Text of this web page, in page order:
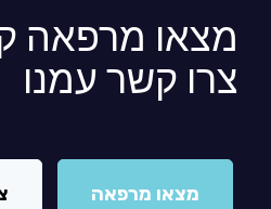
מצאו מרפאה
צרו קשר עמנו
מצאו מרפאה